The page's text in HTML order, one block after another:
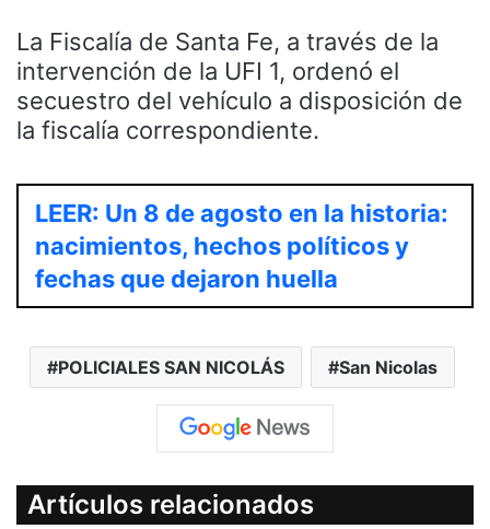
La Fiscalía de Santa Fe, a través de la
intervención de la UFI 1, ordenó el
secuestro del vehículo a disposición de
la fiscalía correspondiente.
LEER: Un 8 de agosto en la historia:
nacimientos, hechos políticos y
fechas que dejaron huella
POLICIALES SAN NICOLÁS San Nicolas
Artículos relacionados